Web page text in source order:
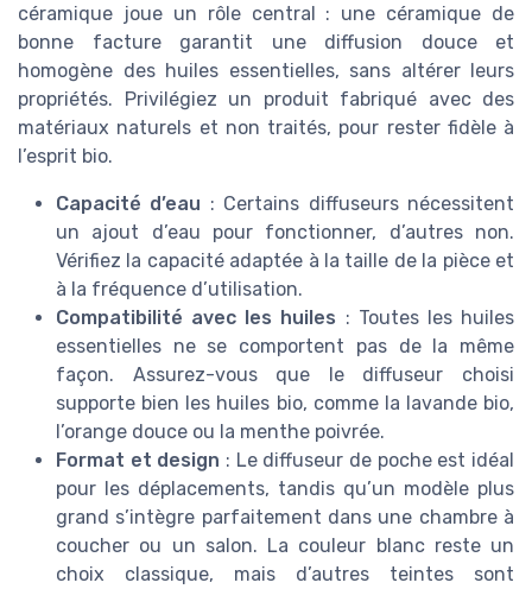
céramique joue un rôle central : une céramique de
bonne facture garantit une diffusion douce et
homogène des huiles essentielles, sans altérer leurs
propriétés. Privilégiez un produit fabriqué avec des
matériaux naturels et non traités, pour rester fidèle à
l’esprit bio.
Capacité d’eau : Certains diffuseurs nécessitent
un ajout d’eau pour fonctionner, d’autres non.
Vérifiez la capacité adaptée à la taille de la pièce et
à la fréquence d’utilisation.
Compatibilité avec les huiles : Toutes les huiles
essentielles ne se comportent pas de la même
façon. Assurez-vous que le diffuseur choisi
supporte bien les huiles bio, comme la lavande bio,
l’orange douce ou la menthe poivrée.
Format et design : Le diffuseur de poche est idéal
pour les déplacements, tandis qu’un modèle plus
grand s’intègre parfaitement dans une chambre à
coucher ou un salon. La couleur blanc reste un
choix classique, mais d’autres teintes sont